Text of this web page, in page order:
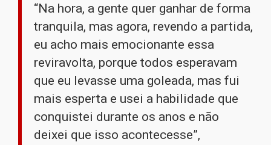
“Na hora, a gente quer ganhar de forma
tranquila, mas agora, revendo a partida,
eu acho mais emocionante essa
reviravolta, porque todos esperavam
que eu levasse uma goleada, mas fui
mais esperta e usei a habilidade que
conquistei durante os anos e não
deixei que isso acontecesse”,